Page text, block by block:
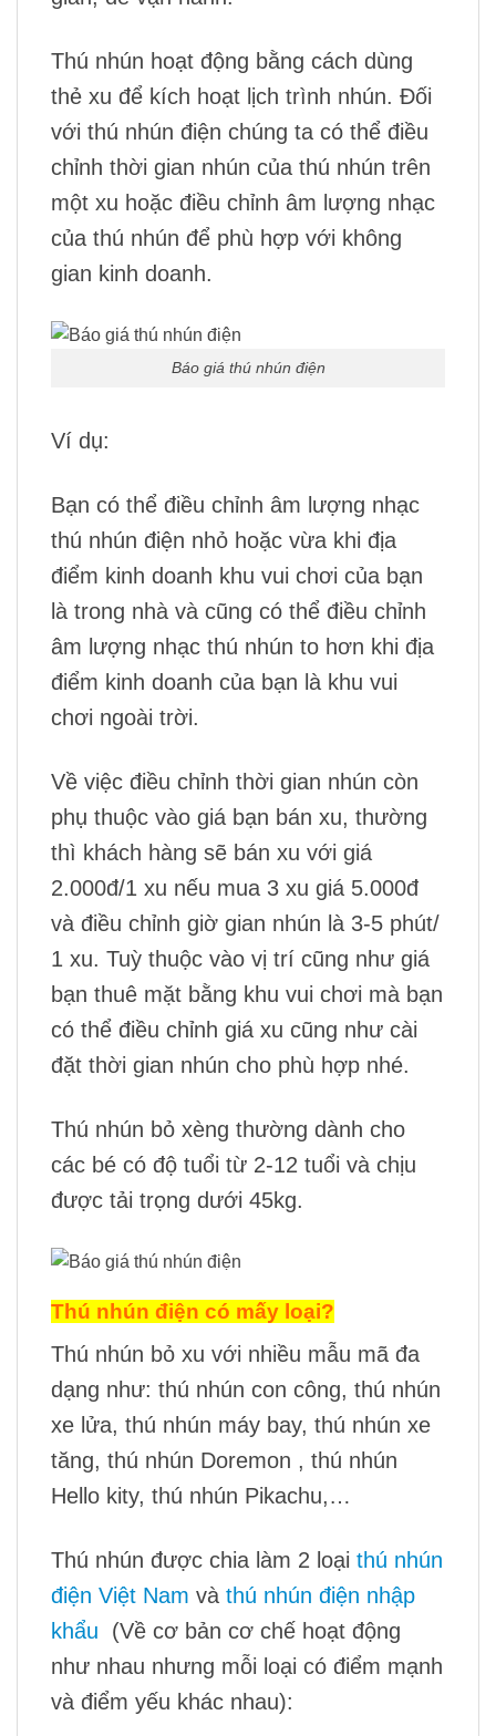
Thú nhún hoạt động bằng cách dùng
thẻ xu để kích hoạt lịch trình nhún. Đối
với thú nhún điện chúng ta có thể điều
chỉnh thời gian nhún của thú nhún trên
một xu hoặc điều chỉnh âm lượng nhạc
của thú nhún để phù hợp với không
gian kinh doanh.
Báo giá thú nhún điện
Ví dụ:
Bạn có thể điều chỉnh âm lượng nhạc
thú nhún điện nhỏ hoặc vừa khi địa
điểm kinh doanh khu vui chơi của bạn
là trong nhà và cũng có thể điều chỉnh
âm lượng nhạc thú nhún to hơn khi địa
điểm kinh doanh của bạn là khu vui
chơi ngoài trời.
Về việc điều chỉnh thời gian nhún còn
phụ thuộc vào giá bạn bán xu, thường
thì khách hàng sẽ bán xu với giá
2.000đ/1 xu nếu mua 3 xu giá 5.000đ
và điều chỉnh giờ gian nhún là 3-5 phút/
1 xu. Tuỳ thuộc vào vị trí cũng như giá
bạn thuê mặt bằng khu vui chơi mà bạn
có thể điều chỉnh giá xu cũng như cài
đặt thời gian nhún cho phù hợp nhé.
Thú nhún bỏ xèng thường dành cho
các bé có độ tuổi từ 2-12 tuổi và chịu
được tải trọng dưới 45kg.
Thú nhún điện có mấy loại?
Thú nhún bỏ xu với nhiều mẫu mã đa
dạng như: thú nhún con công, thú nhún
xe lửa, thú nhún máy bay, thú nhún xe
tăng, thú nhún Doremon , thú nhún
Hello kity, thú nhún Pikachu,…
Thú nhún được chia làm 2 loại thú nhún
điện Việt Nam và thú nhún điện nhập
khẩu (Về cơ bản cơ chế hoạt động
như nhau nhưng mỗi loại có điểm mạnh
và điểm yếu khác nhau):